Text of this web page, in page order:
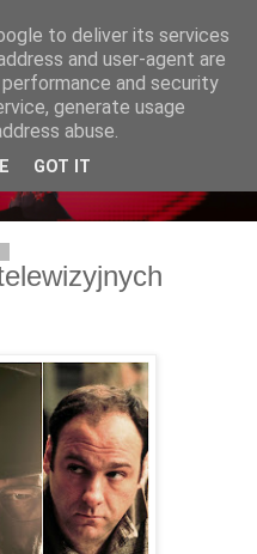
to deliver its services
and user-agent are
and security
generate usage
abuse.
GOT IT